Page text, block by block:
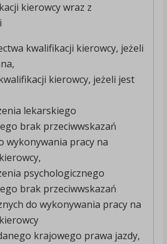
kierowcy wraz z
kwalifikacji kierowcy, jeżeli
kierowcy, jeżeli jest
lekarskiego
brak przeciwwskazań
wykonywania pracy na
psychologicznego
brak przeciwwskazań
do wykonywania pracy na
krajowego prawa jazdy,